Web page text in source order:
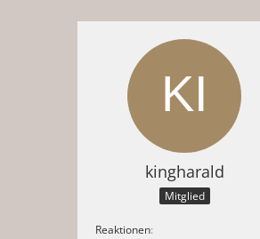
kingharald
Mitglied
Reaktionen